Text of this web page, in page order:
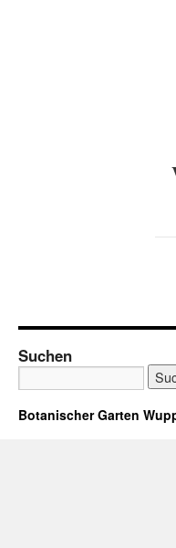
Suchen
Botanischer Garten